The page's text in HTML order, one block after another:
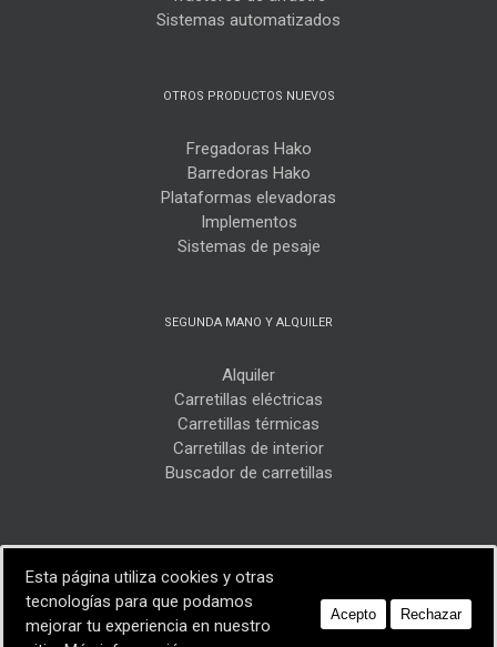
Sistemas automatizados
OTROS PRODUCTOS NUEVOS
Fregadoras Hako
Barredoras Hako
Plataformas elevadoras
Implementos
Sistemas de pesaje
SEGUNDA MANO Y ALQUILER
Alquiler
Carretillas eléctricas
Carretillas térmicas
Carretillas de interior
Buscador de carretillas
2017 Carretillas Villalta | Realizada poremitcom
Esta página utiliza cookies y otras
tecnologías para que podamos
mejorar tu experiencia en nuestro
Acepto Rechazar